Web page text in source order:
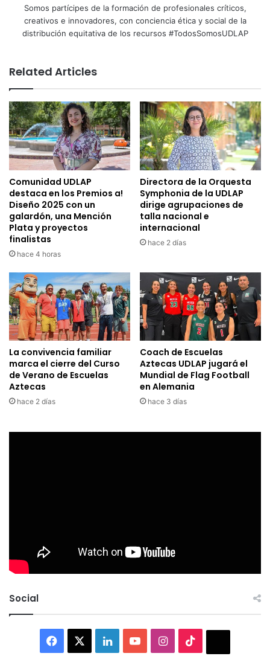
Somos partícipes de la formación de profesionales críticos,
creativos e innovadores, con conciencia ética y social de la
distribución equitativa de los recursos #TodosSomosUDLAP
Related Articles
Comunidad UDLAP
destaca en los Premios a!
Diseño 2025 con un
galardón, una Mención
Plata y proyectos
finalistas
hace 4 horas
Directora de la Orquesta
Symphonia de la UDLAP
dirige agrupaciones de
talla nacional e
internacional
hace 2 días
La convivencia familiar
marca el cierre del Curso
de Verano de Escuelas
Aztecas
hace 2 días
Coach de Escuelas
Aztecas UDLAP jugará el
Mundial de Flag Football
en Alemania
hace 3 días
Social
Facebook LinkedInYouTubeInstagram